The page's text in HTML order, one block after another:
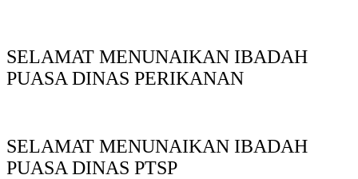
SELAMAT MENUNAIKAN IBADAH
PUASA DINAS PERIKANAN
SELAMAT MENUNAIKAN IBADAH
PUASA DINAS PTSP